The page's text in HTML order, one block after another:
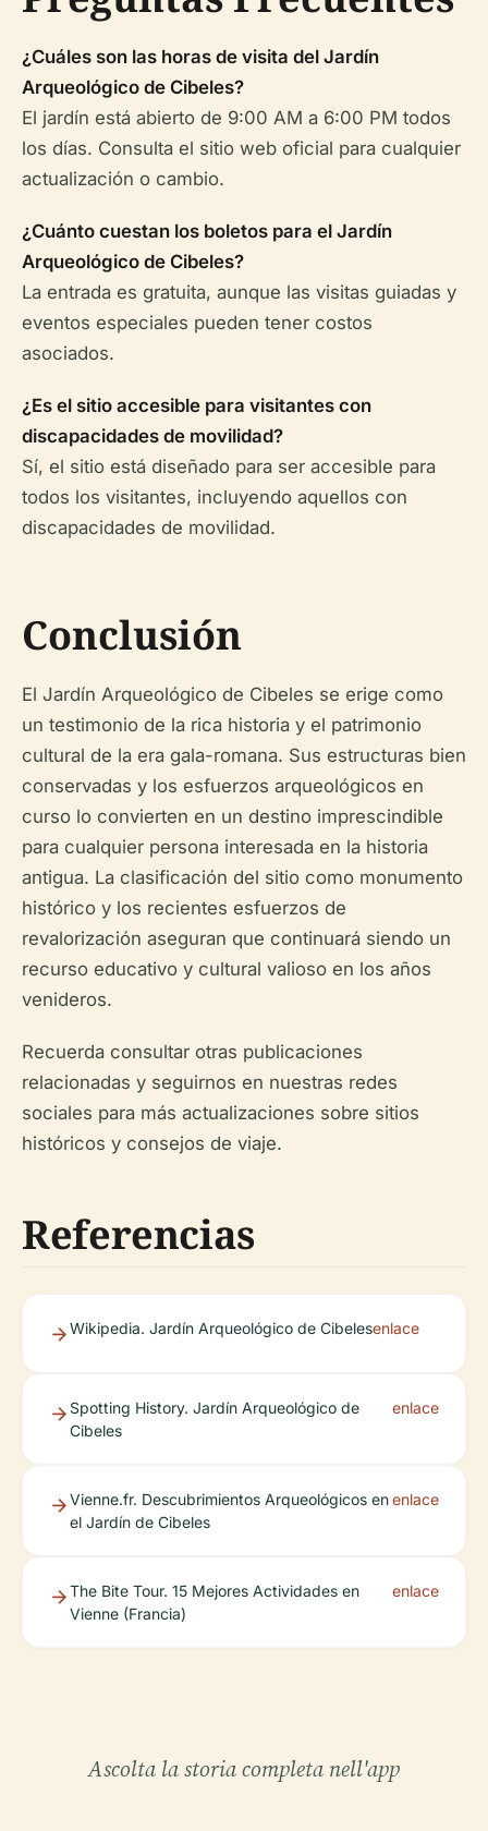
¿Cuáles son las horas de visita del Jardín
Arqueológico de Cibeles?
El jardín está abierto de 9:00 AM a 6:00 PM todos
los días. Consulta el sitio web oficial para cualquier
actualización o cambio.
¿Cuánto cuestan los boletos para el Jardín
Arqueológico de Cibeles?
La entrada es gratuita, aunque las visitas guiadas y
eventos especiales pueden tener costos
asociados.
¿Es el sitio accesible para visitantes con
discapacidades de movilidad?
Sí, el sitio está diseñado para ser accesible para
todos los visitantes, incluyendo aquellos con
discapacidades de movilidad.
Conclusión
El Jardín Arqueológico de Cibeles se erige como
un testimonio de la rica historia y el patrimonio
cultural de la era gala-romana. Sus estructuras bien
conservadas y los esfuerzos arqueológicos en
curso lo convierten en un destino imprescindible
para cualquier persona interesada en la historia
antigua. La clasificación del sitio como monumento
histórico y los recientes esfuerzos de
revalorización aseguran que continuará siendo un
recurso educativo y cultural valioso en los años
venideros.
Recuerda consultar otras publicaciones
relacionadas y seguirnos en nuestras redes
sociales para más actualizaciones sobre sitios
históricos y consejos de viaje.
Referencias
Wikipedia. Jardín Arqueológico de Cibelesenlace
Spotting History. Jardín Arqueológico de
Cibeles
enlace
Vienne.fr. Descubrimientos Arqueológicos en
el Jardín de Cibeles
enlace
The Bite Tour. 15 Mejores Actividades en
Vienne (Francia)
enlace
Ascolta la storia completa nell'app